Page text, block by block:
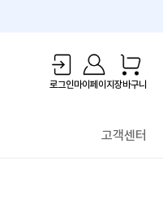
로그인마이페이지장바구니
고객센터